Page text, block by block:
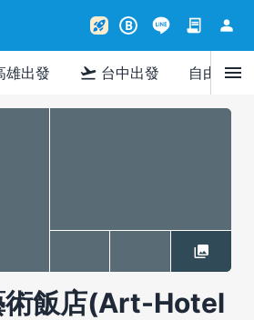
rocket_launch B contract person
雄出發 flight_takeoff 台中出發 自由行menu
術飯店(Art-Hotel